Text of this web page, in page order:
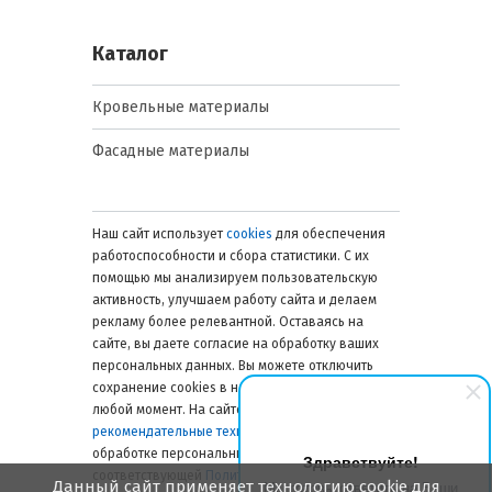
Здравствуйте!
Мы готовы ответить на Ваши
доступная цена. Применение:
объектов, несущие стены.
Лист с полимерным покрытием
(ПЭ, Пурал, ПВДФ). Суть:
коррозии, устойчивость к
ультрафиолету, сохранение цвета
и внешнего вида. Применение:
фасады зданий, кровля
коммерческих объектов,
ограждения.
Лист с антиконденсатным слоем.
Суть: внутренний слой поглощает
конденсат. Преимущества:
предотвращает ржавчину
внутренней поверхности и
Каталог
Кровельные материалы
Фасадные материалы
Наш сайт использует cookies для обеспечения
работоспособности и сбора статистики. С их
помощью мы анализируем пользовательскую
активность, улучшаем работу сайта и делаем
рекламу более релевантной. Оставаясь на
сайте, вы даете согласие на обработку ваших
персональных данных. Вы можете отключить
сохранение cookies в настройках браузера в
любой момент. На сайте также применяются
рекомендательные технологии
обработке персональных данных — в
Политике
Данный сайт применяет технологию cookie для